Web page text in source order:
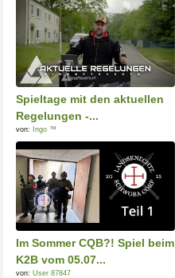
Spieltage mit den aktuellen
Regelungen -...
von: Ingo ™
Im Sommer CQB?! Spiel beim
K2B vom 05.07...
von: User 87847